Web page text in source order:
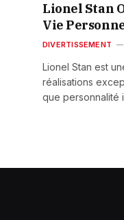
Lionel Stan
Vie
DIVERTISSEMENT
Lionel Stan est
réalisations
que personnalité